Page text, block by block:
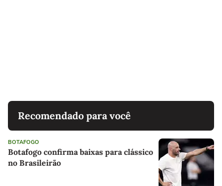
Recomendado para você
BOTAFOGO
Botafogo confirma baixas para clássico
no Brasileirão